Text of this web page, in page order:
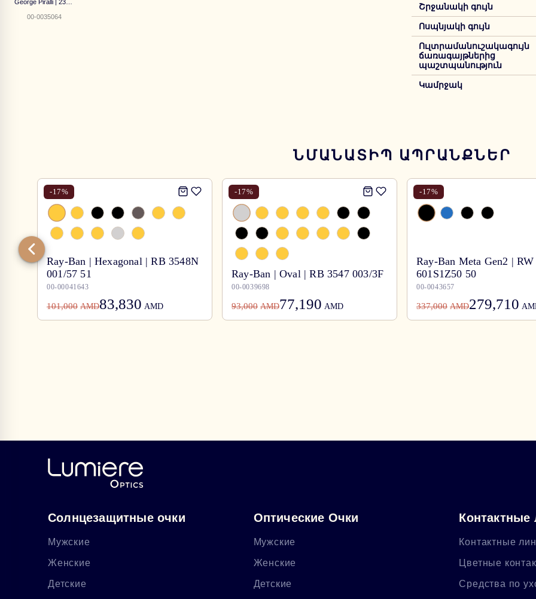
00-0035064
Շրջանակի գույն
Ոսպնյակի գույն
Ուլտրամանուշակագույն
ճառագայթներից
պաշտպանություն
Կամրջակ
ՆՄԱՆԱՏԻՊ ԱՊՐԱՆՔՆԵՐ
-17%
Ray-Ban | Hexagonal | RB 3548N
001/57 51
00-00041643
101,000 AMD83,830 AMD
-17%
Ray-Ban | Oval | RB 3547 003/3F
00-0039698
93,000 AMD77,190 AMD
-17%
Ray-Ban Meta Gen2 | RW
601S1Z50 50
00-0043657
337,000 AMD279,710
Солнцезащитные очки
Мужские
Женские
Детские
Оптические Очки
Мужские
Женские
Детские
Контактные
Контактные
Цветные
Средства по